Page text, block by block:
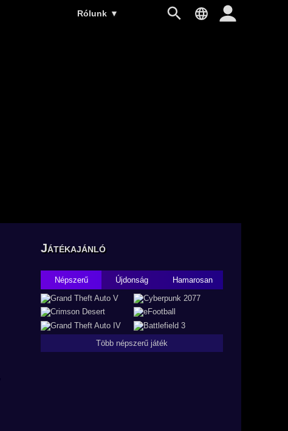
Rólunk ▼
Játékajánló
Népszerű Újdonság Hamarosan
Több népszerű játék